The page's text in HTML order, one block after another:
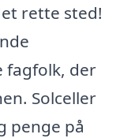
rette sted!
fagfolk, der
Solceller
penge på